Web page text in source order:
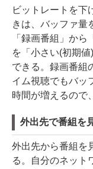
ビットレートを下
きは、バッファ量
「録画番組」か
を「小さい(初期
できる。録画番組
イム視聴でもバッ
時間が増えるので
外出先で番組を
外出先から番組を
る。自分のネット